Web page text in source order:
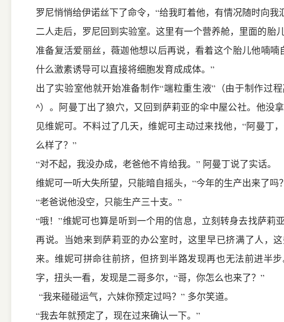
罗尼悄悄给伊诺丝下了命令，“给我盯着他，有情况随时向我
二人走后，罗尼回到实验室。这里有一个营养舱，里面的胎
准备复活爱丽丝，薇迦他想以后再说，看着这个胎儿他喃喃
什么激素诱导可以直接将细胞发育成成体。”
出了实验室他就开始准备制作“端粒重生液”（由于制作过
^）。阿曼丁出了狼穴，又回到萨莉亚的伞中屋公社。他没
见维妮可。不料过了几天，维妮可主动过来找他，“阿曼丁
么样了？”
“对不起，我没办成，老爸他不肯给我。” 阿曼丁说了实话。
维妮可一听大失所望，只能暗自摇头，“今年的生产出来了吗
“老爸说他没空，只能生产三十支。”
“哦！”维妮可也算是听到一个用的信息，立刻转身去找萨莉
再说。当她来到萨莉亚的办公室时，这里早已挤满了人，
来。维妮可拼命往前挤，但挤到半路发现再也无法前进半
字，扭头一看，发现是二哥多尔，“哥，你怎么也来了？”
“我来碰碰运气，六妹你预定过吗？” 多尔笑道。
“我去年就预定了，现在过来确认一下。”